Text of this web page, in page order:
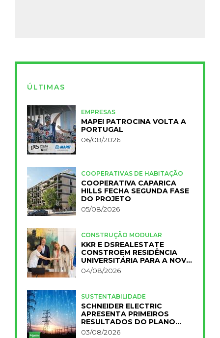
ÚLTIMAS
EMPRESAS
MAPEI PATROCINA VOLTA A
PORTUGAL
06/08/2026
COOPERATIVAS DE HABITAÇÃO
COOPERATIVA CAPARICA
HILLS FECHA SEGUNDA FASE
DO PROJETO
05/08/2026
CONSTRUÇÃO MODULAR
KKR E DSREALESTATE
CONSTROEM RESIDÊNCIA
UNIVERSITÁRIA PARA A NOVA
FCT
04/08/2026
SUSTENTABILIDADE
SCHNEIDER ELECTRIC
APRESENTA PRIMEIROS
RESULTADOS DO PLANO
IMPACT 2030
03/08/2026